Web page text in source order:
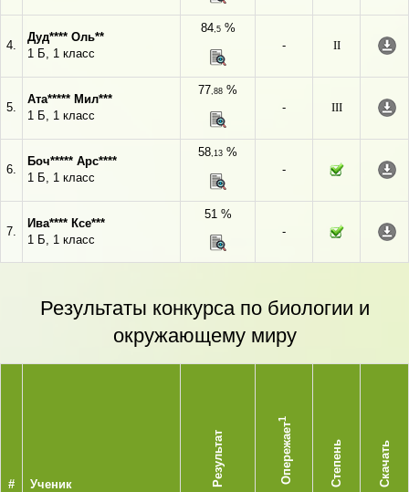
4.
Дуд**** Оль**
1 Б, 1 класс
84,5%
-
II
5.
Ата***** Мил***
1 Б, 1 класс
77,88 %
-
III
6.
Боч***** Арс****
1 Б, 1 класс
58,13 %
-
7.
Ива**** Ксе***
1 Б, 1 класс
51 %
-
Результаты конкурса по биологии и
окружающему миру
# Ученик Результат Опережает
1
Степень Скачать